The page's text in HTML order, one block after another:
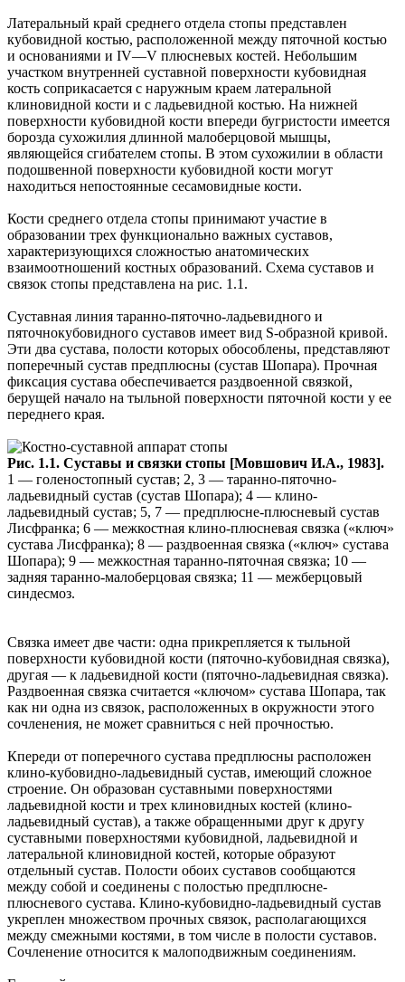
Латеральный край среднего отдела стопы представлен
кубовидной костью, расположенной между пяточной костью
и основаниями и IV—V плюсневых костей. Небольшим
участком внутренней суставной поверхности кубовидная
кость соприкасается с наружным краем латеральной
клиновидной кости и с ладьевидной костью. На нижней
поверхности кубовидной кости впереди бугристости имеется
борозда сухожилия длинной малоберцовой мышцы,
являющейся сгибателем стопы. В этом сухожилии в области
подошвенной поверхности кубовидной кости могут
находиться непостоянные сесамовидные кости.
Кости среднего отдела стопы принимают участие в
образовании трех функционально важных суставов,
характеризующихся сложностью анатомических
взаимоотношений костных образований. Схема суставов и
связок стопы представлена на рис. 1.1.
Суставная линия таранно-пяточно-ладьевидного и
пяточнокубовидного суставов имеет вид S-образной кривой.
Эти два сустава, полости которых обособлены, представляют
поперечный сустав предплюсны (сустав Шопара). Прочная
фиксация сустава обеспечивается раздвоенной связкой,
берущей начало на тыльной поверхности пяточной кости у ее
переднего края.
Рис. 1.1. Суставы и связки стопы [Мовшович И.А., 1983].
1 — голеностопный сустав; 2, 3 — таранно-пяточно-
ладьевидный сустав (сустав Шопара); 4 — клино-
ладьевидный сустав; 5, 7 — предплюсне-плюсневый сустав
Лисфранка; 6 — межкостная клино-плюсневая связка («ключ»
сустава Лисфранка); 8 — раздвоенная связка («ключ» сустава
Шопара); 9 — межкостная таранно-пяточная связка; 10 —
задняя таранно-малоберцовая связка; 11 — межберцовый
синдесмоз.
Связка имеет две части: одна прикрепляется к тыльной
поверхности кубовидной кости (пяточно-кубовидная связка),
другая — к ладьевидной кости (пяточно-ладьевидная связка).
Раздвоенная связка считается «ключом» сустава Шопара, так
как ни одна из связок, расположенных в окружности этого
сочленения, не может сравниться с ней прочностью.
Кпереди от поперечного сустава предплюсны расположен
клино-кубовидно-ладьевидный сустав, имеющий сложное
строение. Он образован суставными поверхностями
ладьевидной кости и трех клиновидных костей (клино-
ладьевидный сустав), а также обращенными друг к другу
суставными поверхностями кубовидной, ладьевидной и
латеральной клиновидной костей, которые образуют
отдельный сустав. Полости обоих суставов сообщаются
между собой и соединены с полостью предплюсне-
плюсневого сустава. Клино-кубовидно-ладьевидный сустав
укреплен множеством прочных связок, располагающихся
между смежными костями, в том числе в полости суставов.
Сочленение относится к малоподвижным соединениям.